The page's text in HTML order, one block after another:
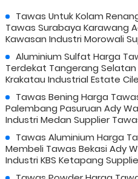
Tawas Untuk Kolam
Tawas Surabaya Karawang
Kawasan Industri Morowali
Aluminium Sulfat Harga
Terdekat Tangerang Selatan
Krakatau Industrial Estate
Tawas Bening Harga
Palembang Pasuruan Ady
Industri Medan Supplier
Tawas Aluminium Harga
Membeli Tawas Bekasi Ady
Industri KBS Ketapang